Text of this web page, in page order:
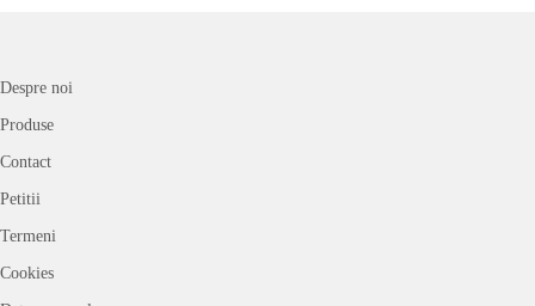
Despre noi
Produse
Contact
Petitii
Termeni
Cookies